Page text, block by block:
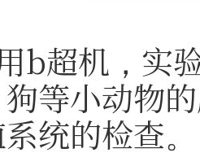
b超机，实
等小动物
统的检查。